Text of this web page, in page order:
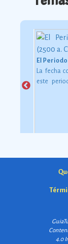
El Periodo
La fecha
este
4.0